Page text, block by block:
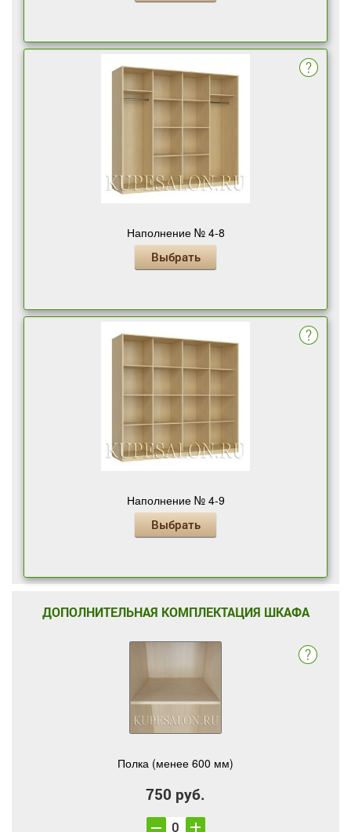
Наполнение № 4-8
Выбрать
Наполнение № 4-9
Выбрать
ДОПОЛНИТЕЛЬНАЯ КОМПЛЕКТАЦИЯ ШКАФА
Полка (менее 600 мм)
750 руб.